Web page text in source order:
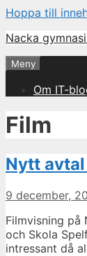
Hoppa till
Nacka
Meny
Om IT-
Film
Nytt
9 december,
Filmvisning på
och Skola
intressant då